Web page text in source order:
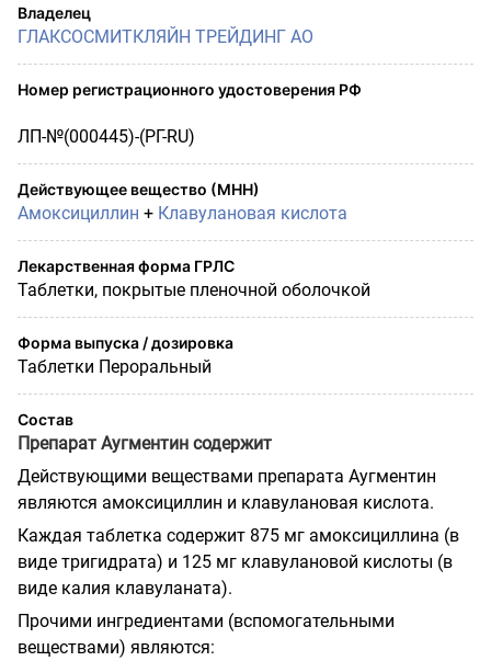
Владелец
ГЛАКСОСМИТКЛЯЙН ТРЕЙДИНГ АО
Номер регистрационного удостоверения РФ
ЛП-№(000445)-(РГ-RU)
Действующее вещество (МНН)
Амоксициллин + Клавулановая кислота
Лекарственная форма ГРЛС
Таблетки, покрытые пленочной оболочкой
Форма выпуска / дозировка
Таблетки Пероральный
Состав
Препарат Аугментин содержит
Действующими веществами препарата Аугментин
являются амоксициллин и клавулановая кислота.
Каждая таблетка содержит 875 мг амоксициллина (в
виде тригидрата) и 125 мг клавулановой кислоты (в
виде калия клавуланата).
Прочими ингредиентами (вспомогательными
веществами) являются: